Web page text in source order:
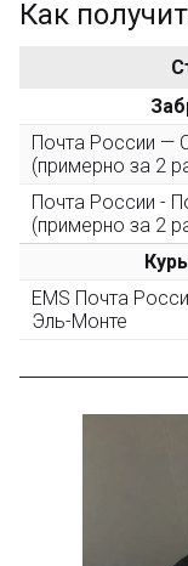
Золотая
3000 рублей, Вы
повторные
Скидка за
(фото сборки)
Пришлите фото
конструктора и
10% при
Скидка за
нашем сайте и
текстовый
Как
Почта России —
(примерно за 2
Почта России -
(примерно за 2
EMS Почта
Эль-Монте